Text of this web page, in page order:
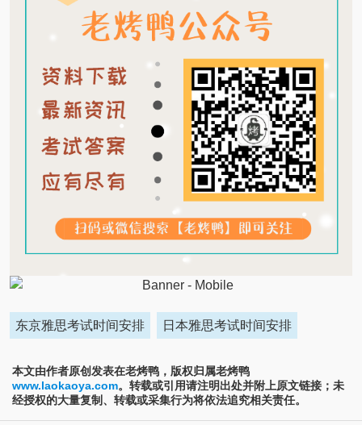
东京雅思考试时间安排 日本雅思考试时间安排
本文由作者原创发表在老烤鸭，版权归属老烤鸭
www.laokaoya.com。转载或引用请注明出处并附上原文链接；未
经授权的大量复制、转载或采集行为将依法追究相关责任。